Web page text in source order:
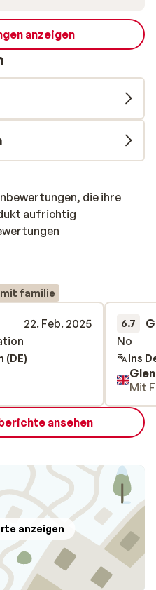
anzeigen
die ihre
aufrichtig
familie
22. Feb. 2025
(DE)
6.7
No
No
Ins
Mit
ansehen
anzeigen